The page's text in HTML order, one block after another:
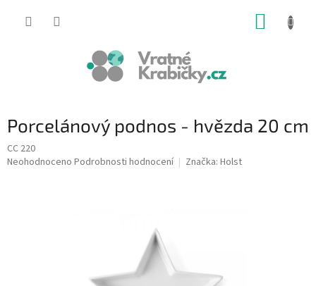
Porcelánový podnos - hvězda 20 cm
CC 220
Průměrné
Neohodnoceno Podrobnosti hodnocení Značka: Holst